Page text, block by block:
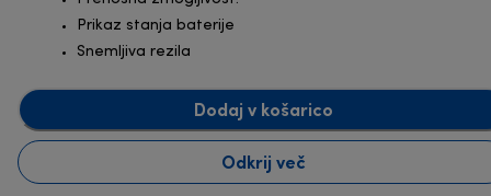
Prikaz stanja baterije
Snemljiva rezila
Dodaj v košarico
Odkrij več